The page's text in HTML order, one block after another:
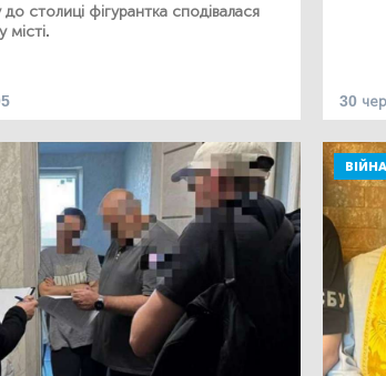
до столиці фігурантка сподівалася
місті.
30
ВІЙНА